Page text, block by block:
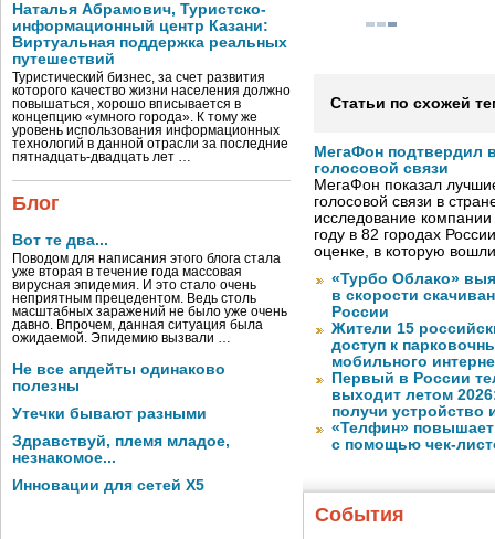
Наталья Абрамович, Туристско-
информационный центр Казани:
Виртуальная поддержка реальных
путешествий
Туристический бизнес, за счет развития
которого качество жизни населения должно
повышаться, хорошо вписывается в
концепцию «умного города». К тому же
уровень использования информационных
технологий в данной отрасли за последние
пятнадцать-двадцать лет …
Блог
Вот те два...
Поводом для написания этого блога стала
уже вторая в течение года массовая
вирусная эпидемия. И это стало очень
неприятным прецедентом. Ведь столь
масштабных заражений не было уже очень
давно. Впрочем, данная ситуация была
ожидаемой. Эпидемию вызвали …
Не все апдейты одинаково
полезны
Утечки бывают разными
Здравствуй, племя младое,
незнакомое...
Инновации для сетей X5
Статьи по схожей
МегаФон подтвердил
голосовой связи
МегаФон показал
голосовой связи в
исследование
году в 82 городах
оценке, в которую
«Турбо Облако»
в скорости
России
Жители 15
доступ к
мобильного
Первый в России
выходит летом
получи устройство
«Телфин» повышает
с помощью чек-
События